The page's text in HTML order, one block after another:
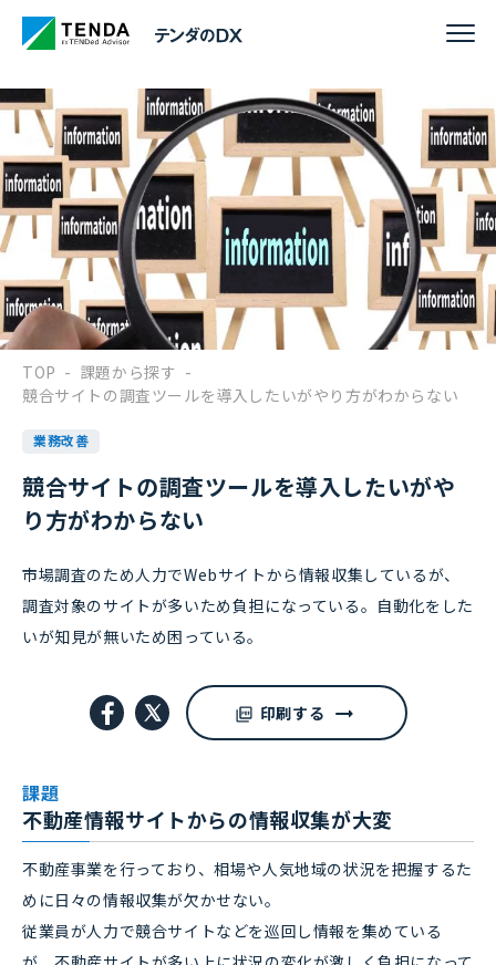
TOP - 課題から探す -
競合サイトの調査ツールを導入したいがやり方がわからない
業務改善
競合サイトの調査ツールを導入したいがや
り方がわからない
市場調査のため人力でWebサイトから情報収集しているが、
調査対象のサイトが多いため負担になっている。自動化をした
いが知見が無いため困っている。
印刷する
課題
不動産情報サイトからの情報収集が大変
不動産事業を行っており、相場や人気地域の状況を把握するた
めに日々の情報収集が欠かせない。
従業員が人力で競合サイトなどを巡回し情報を集めている